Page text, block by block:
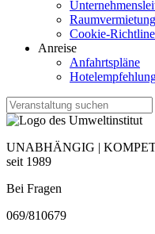
Raumvermietung
Cookie-
Anreise
Anfahrtspläne
UNABHÄNGIG |
seit 1989
Bei Fragen
069/810679